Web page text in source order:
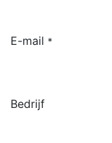
E-mail *
Bedrijf